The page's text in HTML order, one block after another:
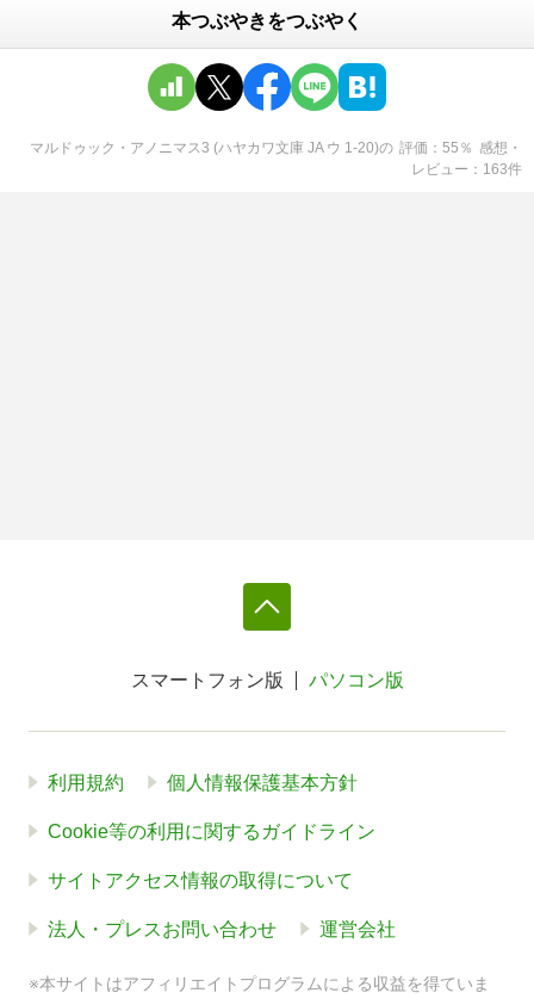
本つぶやきをつぶやく
マルドゥック・アノニマス3 (ハヤカワ文庫 JA ウ 1-20)の 評価 55 ％ 感想・
レビュー
163件
スマートフォン版 パソコン版
利用規約 個人情報保護基本方針
Cookie等の利用に関するガイドライン
サイトアクセス情報の取得について
法人・プレスお問い合わせ 運営会社
※本サイトはアフィリエイトプログラムによる収益を得ていま